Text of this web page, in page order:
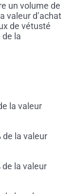
un volume de
valeur d’achat
de vétusté
de la
la valeur
de la valeur
de la valeur